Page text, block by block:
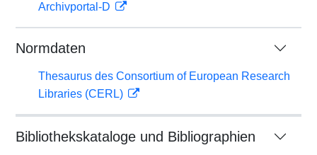
Archivportal-D
Normdaten
Thesaurus des Consortium of European Research
Libraries (CERL)
Bibliothekskataloge und Bibliographien